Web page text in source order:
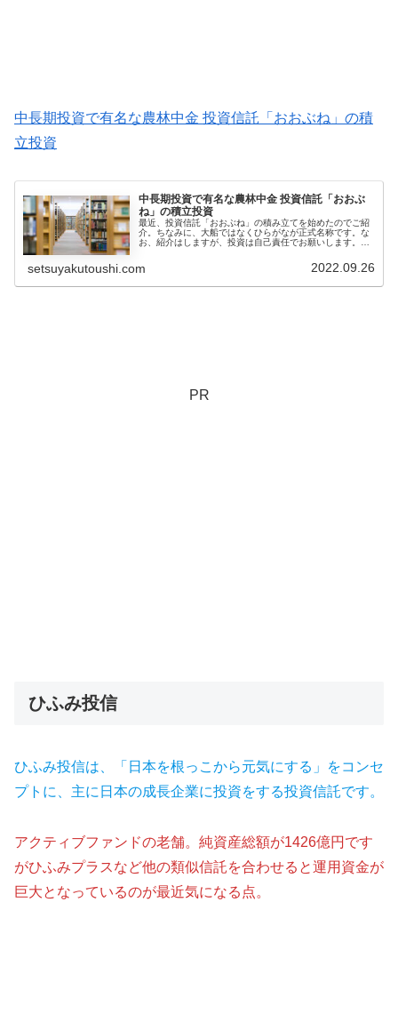
中長期投資で有名な農林中金 投資信託「おおぶね」の積
立投資
中長期投資で有名な農林中金 投資信託「おおぶ
ね」の積立投資
最近、投資信託「おおぶね」の積み立てを始めたのでご紹
介。ちなみに、大船ではなくひらがなが正式名称です。な
お、紹介はしますが、投資は自己責任でお願いします。投
setsuyakutoushi.com 2022.09.26
PR
ひふみ投信
ひふみ投信は、「日本を根っこから元気にする」をコンセ
プトに、主に日本の成長企業に投資をする投資信託です。
アクティブファンドの老舗。純資産総額が1426億円です
がひふみプラスなど他の類似信託を合わせると運用資金が
巨大となっているのが最近気になる点。